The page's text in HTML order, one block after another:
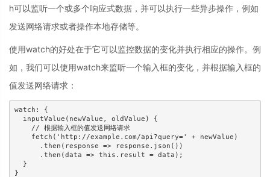
h可以监听一个或多个响应式数据，并可以执行一些异步操作，例如
发送网络请求或者操作本地存储等。
使用watch的好处在于它可以监控数据的变化并执行相应的操作。例
如，我们可以使用watch来监听一个输入框的变化，并根据输入框的
值发送网络请求：
watch: {
  inputValue(newValue, oldValue) {
    // 根据输入框的值发送网络请求
    fetch('http://example.com/api?query=' + newValue)
      .then(response => response.json())
      .then(data => this.result = data);
  }
}